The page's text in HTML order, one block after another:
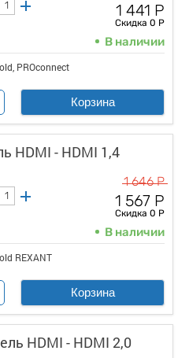
1 441 Р
Скидка 0 Р
В наличии
PROconnect
Корзина
HDMI - HDMI 1,4
1 646 Р
1 567 Р
Скидка 0 Р
В наличии
REXANT
Корзина
HDMI - HDMI 2,0